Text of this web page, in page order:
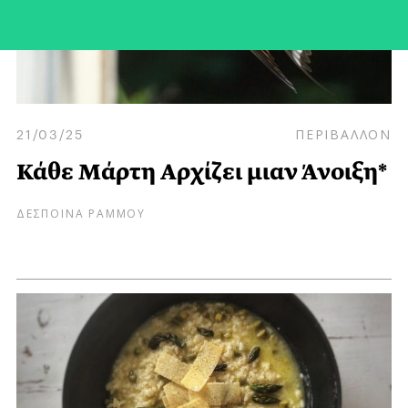
21/03/25 ΠΕΡΙΒΑΛΛΟΝ
Κάθε Μάρτη Aρχίζει μιαν Άνοιξη*
ΔΕΣΠΟΙΝΑ ΡΑΜΜΟΥ